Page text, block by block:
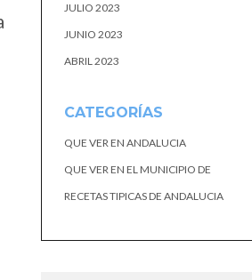
JULIO 2023
JUNIO 2023
ABRIL 2023
CATEGORÍAS
QUE VER EN ANDALUCIA
QUE VER EN EL MUNICIPIO DE
RECETAS TIPICAS DE ANDALUCIA